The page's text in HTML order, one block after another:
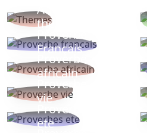
Autres
thèmes
Proverbe
Français
Proverbe
africain
Proverbe
vie
Proverbes
ete